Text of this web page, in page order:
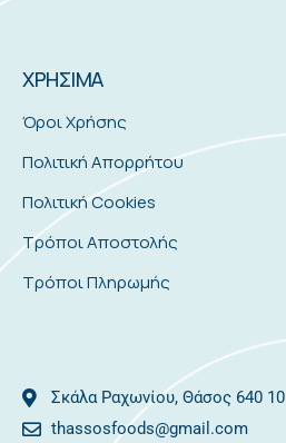
ΧΡΗΣΙΜΑ
Όροι Χρήσης
Πολιτική Απορρήτου
Πολιτική Cookies
Τρόποι Αποστολής
Τρόποι Πληρωμής
Σκάλα Ραχωνίου, Θάσος 640 10
thassosfoods@gmail.com